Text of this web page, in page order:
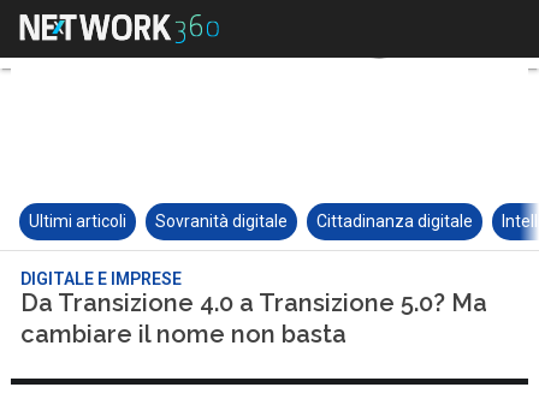
Ultimi articoli Sovranità digitale Cittadinanza digitale
DIGITALE E IMPRESE
Da Transizione 4.0 a Transizione 5.0? Ma
cambiare il nome non basta